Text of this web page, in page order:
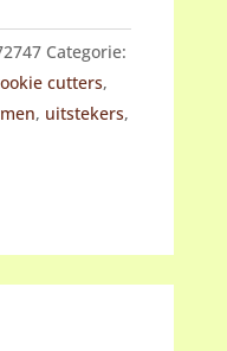
Categorie:
cutters,
, uitstekers,